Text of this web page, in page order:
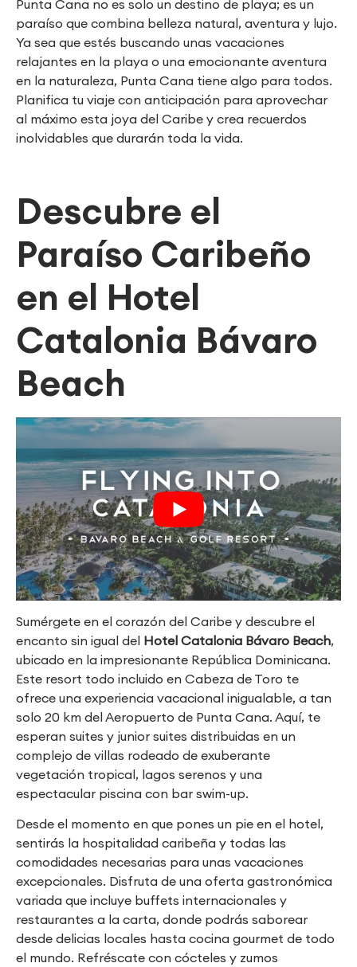
Punta Cana no es solo un destino de playa; es un
paraíso que combina belleza natural, aventura y lujo.
Ya sea que estés buscando unas vacaciones
relajantes en la playa o una emocionante aventura
en la naturaleza, Punta Cana tiene algo para todos.
Planifica tu viaje con anticipación para aprovechar
al máximo esta joya del Caribe y crea recuerdos
inolvidables que durarán toda la vida.
Descubre el
Paraíso Caribeño
en el Hotel
Catalonia Bávaro
Beach
Sumérgete en el corazón del Caribe y descubre el
encanto sin igual del Hotel Catalonia Bávaro Beach,
ubicado en la impresionante República Dominicana.
Este resort todo incluido en Cabeza de Toro te
ofrece una experiencia vacacional inigualable, a tan
solo 20 km del Aeropuerto de Punta Cana. Aquí, te
esperan suites y junior suites distribuidas en un
complejo de villas rodeado de exuberante
vegetación tropical, lagos serenos y una
espectacular piscina con bar swim-up.
Desde el momento en que pones un pie en el hotel,
sentirás la hospitalidad caribeña y todas las
comodidades necesarias para unas vacaciones
excepcionales. Disfruta de una oferta gastronómica
variada que incluye buffets internacionales y
restaurantes a la carta, donde podrás saborear
desde delicias locales hasta cocina gourmet de todo
el mundo. Refréscate con cócteles y zumos